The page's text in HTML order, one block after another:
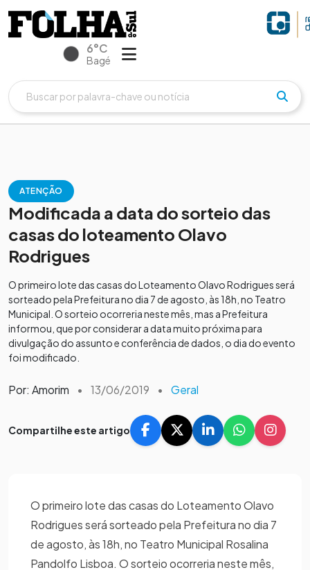
6°C
Bagé
ATENÇÃO
Modificada a data do sorteio das
casas do loteamento Olavo
Rodrigues
O primeiro lote das casas do Loteamento Olavo Rodrigues será
sorteado pela Prefeitura no dia 7 de agosto, às 18h, no Teatro
Municipal. O sorteio ocorreria neste mês, mas a Prefeitura
informou, que por considerar a data muito próxima para
divulgação do assunto e conferência de dados, o dia do evento
foi modificado.
Por: Amorim • 13/06/2019 • Geral
Compartilhe este artigo
O primeiro lote das casas do Loteamento Olavo
Rodrigues será sorteado pela Prefeitura no dia 7
de agosto, às 18h, no Teatro Municipal Rosalina
Pandolfo Lisboa. O sorteio ocorreria neste mês,